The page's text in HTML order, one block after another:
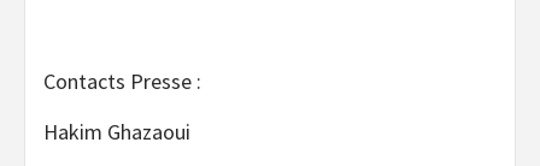
Contacts Presse :
Hakim Ghazaoui